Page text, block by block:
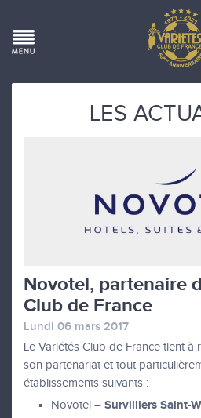
LES
Novotel, partenaire
Club de France
Lundi 06 mars 2017
Le Variétés Club de France tient
son partenariat et tout
établissements suivants :
Novotel – Survilliers Saint-